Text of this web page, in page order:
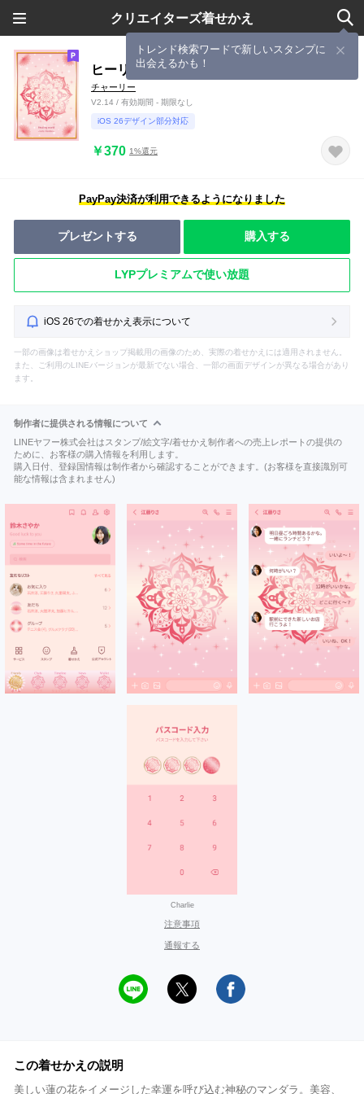
クリエイターズ着せかえ
トレンド検索ワードで新しいスタンプに
出会えるかも！
ヒーリングワールド【幸運のマンダラ】
チャーリー
V2.14 / 有効期間 - 期限なし
iOS 26デザイン部分対応
￥370 1%還元
PayPay決済が利用できるようになりました
プレゼントする 購入する
LYPプレミアムで使い放題
iOS 26での着せかえ表示について
一部の画像は着せかえショップ掲載用の画像のため、実際の着せかえには適用されません。
また、ご利用のLINEバージョンが最新でない場合、一部の画面デザインが異なる場合があり
ます。
制作者に提供される情報について
LINEヤフー株式会社はスタンプ/絵文字/着せかえ制作者への売上レポートの提供の
ために、お客様の購入情報を利用します。
購入日付、登録国情報は制作者から確認することができます。(お客様を直接識別可
能な情報は含まれません)
Charlie
注意事項
通報する
この着せかえの説明
美しい蓮の花をイメージした幸運を呼び込む神秘のマンダラ。美容、